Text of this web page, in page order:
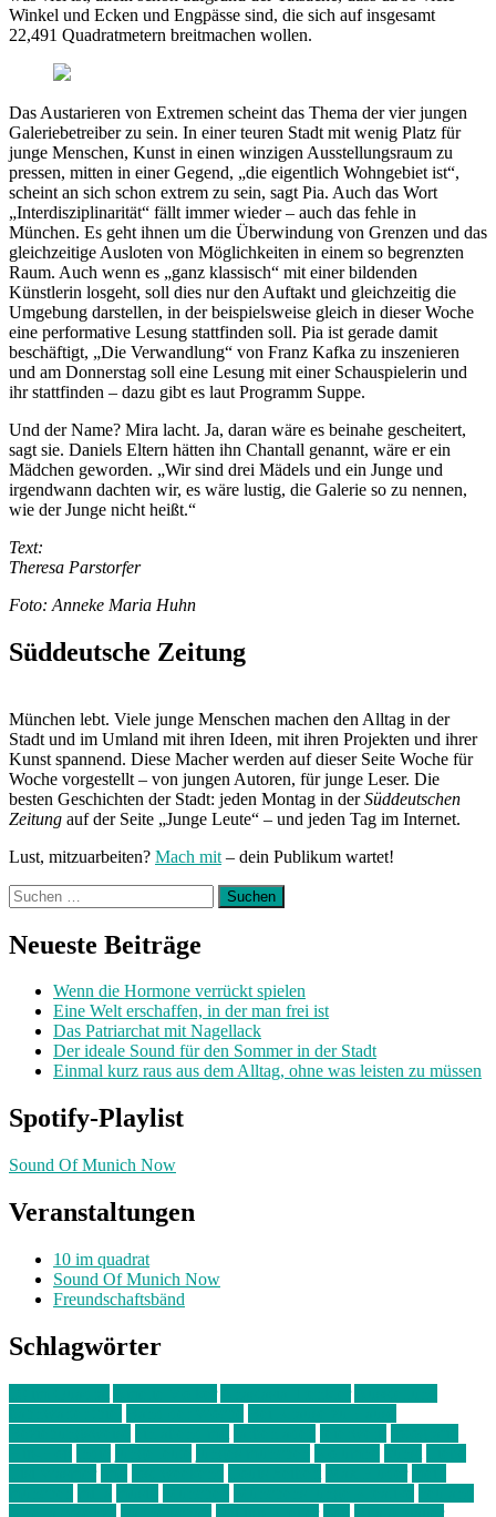
Winkel und Ecken und Engpässe sind, die sich auf insgesamt
22,491 Quadratmetern breitmachen wollen.
Das Austarieren von Extremen scheint das Thema der vier jungen
Galeriebetreiber zu sein. In einer teuren Stadt mit wenig Platz für
junge Menschen, Kunst in einen winzigen Ausstellungsraum zu
pressen, mitten in einer Gegend, „die eigentlich Wohngebiet ist“,
scheint an sich schon extrem zu sein, sagt Pia. Auch das Wort
„Interdisziplinarität“ fällt immer wieder – auch das fehle in
München. Es geht ihnen um die Überwindung von Grenzen und das
gleichzeitige Ausloten von Möglichkeiten in einem so begrenzten
Raum. Auch wenn es „ganz klassisch“ mit einer bildenden
Künstlerin losgeht, soll dies nur den Auftakt und gleichzeitig die
Umgebung darstellen, in der beispielsweise gleich in dieser Woche
eine performative Lesung stattfinden soll. Pia ist gerade damit
beschäftigt, „Die Verwandlung“ von Franz Kafka zu inszenieren
und am Donnerstag soll eine Lesung mit einer Schauspielerin und
ihr stattfinden – dazu gibt es laut Programm Suppe.
Und der Name? Mira lacht. Ja, daran wäre es beinahe gescheitert,
sagt sie. Daniels Eltern hätten ihn Chantall genannt, wäre er ein
Mädchen geworden. „Wir sind drei Mädels und ein Junge und
irgendwann dachten wir, es wäre lustig, die Galerie so zu nennen,
wie der Junge nicht heißt.“
Text:
Theresa Parstorfer
Foto: Anneke Maria Huhn
Süddeutsche Zeitung
München lebt. Viele junge Menschen machen den Alltag in der
Stadt und im Umland mit ihren Ideen, mit ihren Projekten und ihrer
Kunst spannend. Diese Macher werden auf dieser Seite Woche für
Woche vorgestellt – von jungen Autoren, für junge Leser. Die
besten Geschichten der Stadt: jeden Montag in derSüddeutschen
Zeitung auf der Seite „Junge Leute“ – und jeden Tag im Internet.
Lust, mitzuarbeiten? Mach mit – dein Publikum wartet!
Suchen
nach:
Neueste Beiträge
Wenn die Hormone verrückt spielen
Eine Welt erschaffen, in der man frei ist
Das Patriarchat mit Nagellack
Der ideale Sound für den Sommer in der Stadt
Einmal kurz raus aus dem Alltag, ohne was leisten zu müssen
Spotify-Playlist
Sound Of Munich Now
Veranstaltungen
10 im quadrat
Sound Of Munich Now
Freundschaftsbänd
Schlagwörter